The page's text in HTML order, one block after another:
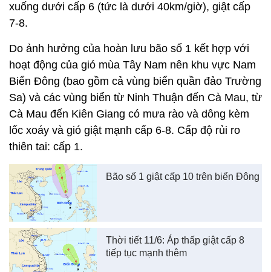
xuống dưới cấp 6 (tức là dưới 40km/giờ), giật cấp
7-8.
Do ảnh hưởng của hoàn lưu bão số 1 kết hợp với
hoạt động của gió mùa Tây Nam nên khu vực Nam
Biển Đông (bao gồm cả vùng biển quần đảo Trường
Sa) và các vùng biển từ Ninh Thuận đến Cà Mau, từ
Cà Mau đến Kiên Giang có mưa rào và dông kèm
lốc xoáy và gió giật mạnh cấp 6-8. Cấp độ rủi ro
thiên tai: cấp 1.
Bão số 1 giật cấp 10 trên biển Đông
Thời tiết 11/6: Áp thấp giật cấp 8
tiếp tục mạnh thêm